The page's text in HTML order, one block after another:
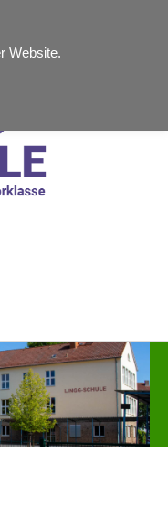
Website.